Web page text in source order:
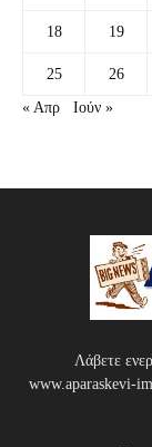
18 19
25 26
« Απρ
Ιούν »
Λάβετε
www.aparaskevi-